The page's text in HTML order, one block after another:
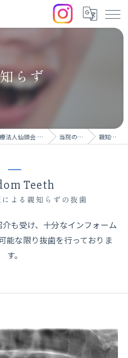
らず
高知県安芸市の歯科なら医療法人仙頭会 せんとう歯科 当院の特徴 親知らず
よる親知らずの抜歯
Teeth
も受け、十分なインフォーム
能な限り抜歯を行っておりま
す。